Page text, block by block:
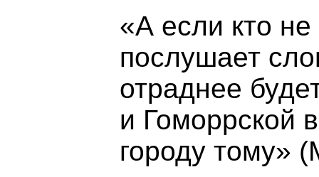
«А если кто
послушает
отраднее
и Гоморрской
городу тому»